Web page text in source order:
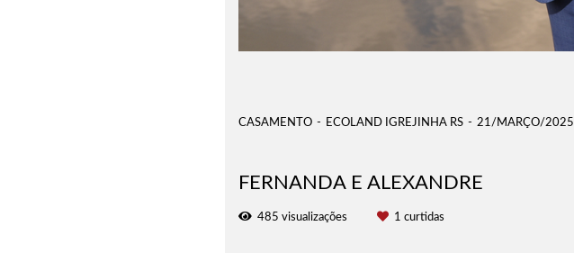
CASAMENTO ECOLAND IGREJINHA RS 21/MARÇO/2025
FERNANDA E ALEXANDRE
485 visualizações 1 curtidas